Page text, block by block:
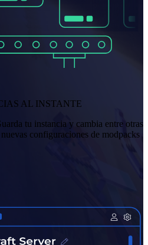
AL INSTANTE
tu instancia y cambia entre otras
configuraciones de modpacks